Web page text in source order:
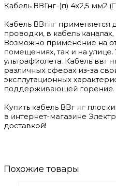
Кабель ВВГнг-(п) 4х2,5 мм2
Кабель ВВгнг применяется
проводки, в кабель каналах,
Возможно применение на
помещениях, так и на
ультрафиолета. Кабель ввг
различных сферах из-за
эксплутационных
поддерживающей горение.
Купить кабель ВВг нг
в интернет-магазине
доставкой!
Похожие товары